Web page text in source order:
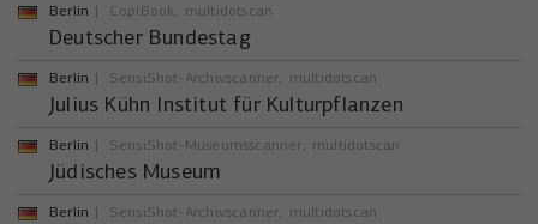
Berlin CopiBook multidotscan
Deutscher Bundestag
Berlin SensiShot-Archivscanner multidotscan
Julius Kühn Institut für Kulturpflanzen
Berlin SensiShot-Museumsscanner multidotscan
Jüdisches Museum
Berlin SensiShot-Archivscanner multidotscan